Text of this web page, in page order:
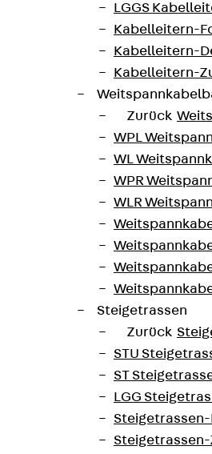
LGGS
Kabelleitern-
Kabelleitern-
Kabelleitern-
Zurück
WPL
WL
WPR
WLR
Steigetrassen
Zurück
STU
ST
LGG
Steigetrassen-